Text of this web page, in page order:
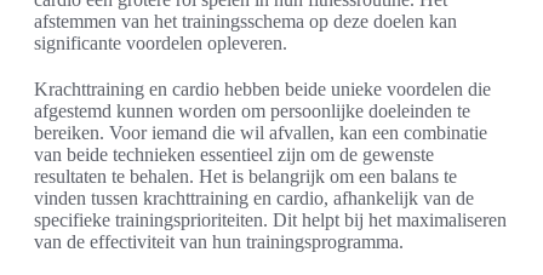
afstemmen van het trainingsschema op deze doelen kan
significante voordelen opleveren.
Krachttraining en cardio hebben beide unieke voordelen die
afgestemd kunnen worden om persoonlijke doeleinden te
bereiken. Voor iemand die wil afvallen, kan een combinatie
van beide technieken essentieel zijn om de gewenste
resultaten te behalen. Het is belangrijk om een balans te
vinden tussen krachttraining en cardio, afhankelijk van de
specifieke trainingsprioriteiten. Dit helpt bij het maximaliseren
van de effectiviteit van hun trainingsprogramma.